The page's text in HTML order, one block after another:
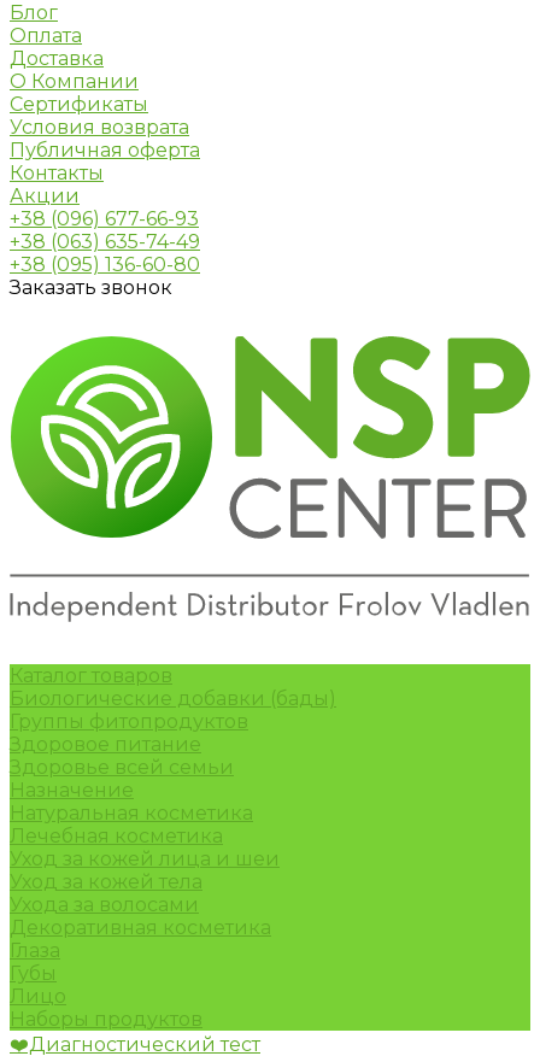
Блог
Оплата
Доставка
О Компании
Сертификаты
Условия возврата
Публичная оферта
Контакты
Акции
+38 (096) 677-66-93
+38 (063) 635-74-49
+38 (095) 136-60-80
Заказать звонок
Каталог товаров
Биологические добавки (бады)
Группы фитопродуктов
Здоровое питание
Здоровье всей семьи
Назначение
Натуральная косметика
Лечебная косметика
Уход за кожей лица и шеи
Уход за кожей тела
Ухода за волосами
Декоративная косметика
Глаза
Губы
Лицо
Наборы продуктов
❤️Диагностический тест